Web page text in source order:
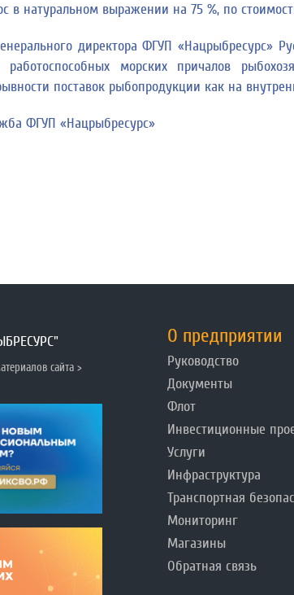
в натуральном выражении на 75 %, по
директора ФГУП «Нацрыбресурс»
морских причалов
поставок рыбопродукции как на
ФГУП «Нацрыбресурс»
сайта >
О предприятии
Руководство
Документы
Флот
Инвестиционные
Услуги
Инфраструктура
Транспортная
Мониторинг
Магазины
Обратная связь